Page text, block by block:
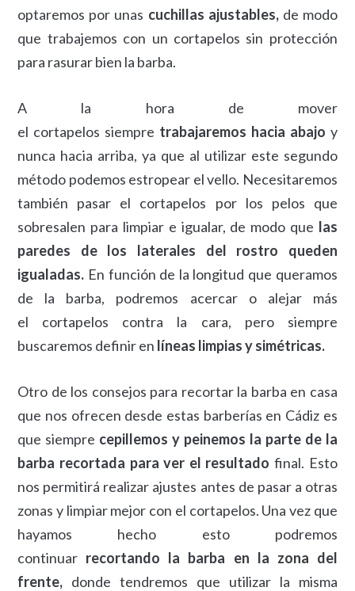
optaremos por unas cuchillas ajustables, de modo
que trabajemos con un cortapelos sin protección
para rasurar bien la barba.
A la hora de mover
el cortapelos siempre trabajaremos hacia abajo y
nunca hacia arriba, ya que al utilizar este segundo
método podemos estropear el vello. Necesitaremos
también pasar el cortapelos por los pelos que
sobresalen para limpiar e igualar, de modo que las
paredes de los laterales del rostro queden
igualadas. En función de la longitud que queramos
de la barba, podremos acercar o alejar más
el cortapelos contra la cara, pero siempre
buscaremos definir en líneas limpias y simétricas.
Otro de los consejos para recortar la barba en casa
que nos ofrecen desde estas barberías en Cádiz es
que siempre cepillemos y peinemos la parte de la
barba recortada para ver el resultado final. Esto
nos permitirá realizar ajustes antes de pasar a otras
zonas y limpiar mejor con el cortapelos. Una vez que
hayamos hecho esto podremos
continuar recortando la barba en la zona del
frente, donde tendremos que utilizar la misma